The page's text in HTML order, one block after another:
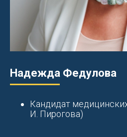
Надежда Федулова
Кандидат
И. Пирогова)